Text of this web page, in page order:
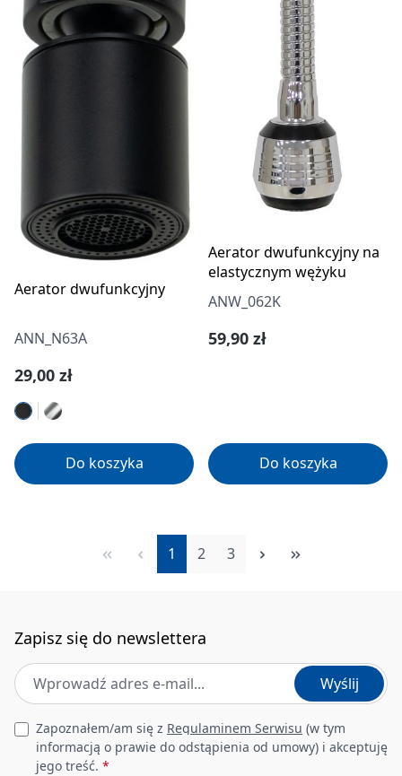
Aerator dwufunkcyjny
ANN_N63A
Cena regularna:
29,00 zł
Do koszyka
Aerator dwufunkcyjny na
elastycznym wężyku
ANW_062K
Cena regularna:
59,90 zł
Do koszyka
Strona
1 Strona
2 Strona
3
Zapisz się do newslettera
Adres e-mail *
Wyślij
Leave this field empty
Zapoznałem/am się z Regulaminem Serwisu (w tym
informacją o prawie do odstąpienia od umowy) i akceptuję
jego treść. *